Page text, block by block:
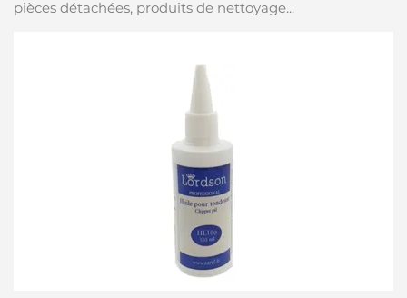
pièces détachées, produits de nettoyage...